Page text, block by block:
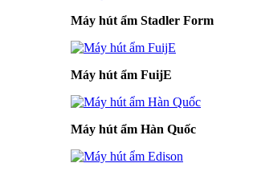
Máy hút ẩm Stadler Form
Máy hút ẩm FuijE
Máy hút ẩm Hàn Quốc